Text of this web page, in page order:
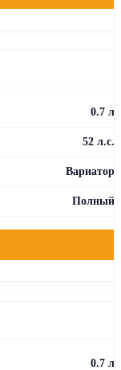
0.7 л
52 л.с.
Вариатор
Полный
0.7 л